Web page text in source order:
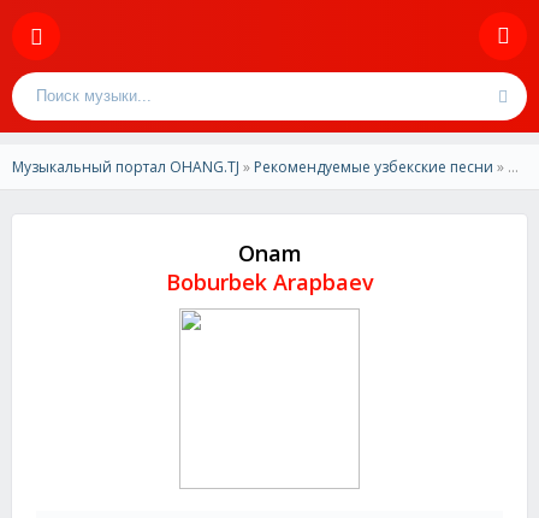
Музыкальный портал OHANG.TJ » Рекомендуемые узбекские песни » Boburbek Arapbaev - Onam
Onam
Boburbek Arapbaev